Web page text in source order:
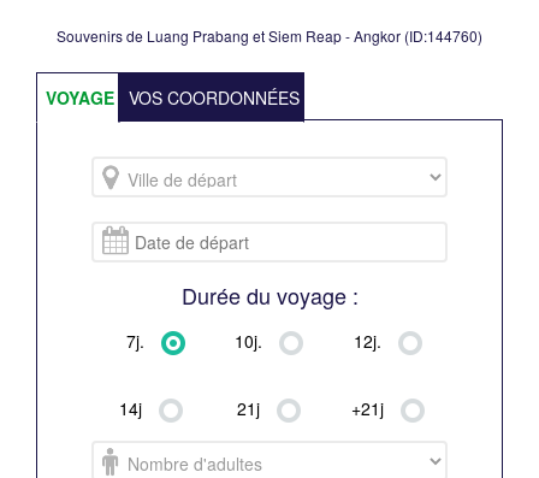
Souvenirs de Luang Prabang et Siem Reap - Angkor (ID:144760)
VOYAGE VOS COORDONNÉES
Durée du voyage :
7j. 10j. 12j.
14j 21j +21j